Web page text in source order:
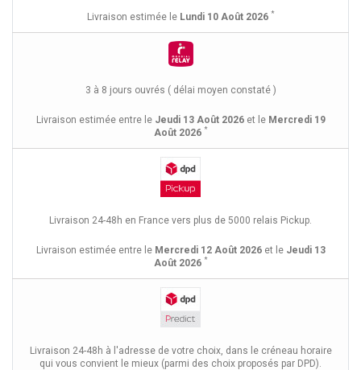
Livraison estimée le Lundi 10 Août 2026 *
3 à 8 jours ouvrés ( délai moyen constaté )
Livraison estimée entre le Jeudi 13 Août 2026et le Mercredi 19
Août 2026 *
Livraison 24-48h en France vers plus de 5000 relais Pickup.
Livraison estimée entre le Mercredi 12 Août 2026et le Jeudi 13
Août 2026 *
Livraison 24-48h à l'adresse de votre choix, dans le créneau horaire
qui vous convient le mieux (parmi des choix proposés par DPD).